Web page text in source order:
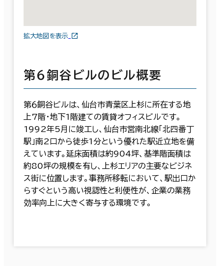
拡大地図を表示
第６銅谷ビルのビル概要
第６銅谷ビルは、仙台市青葉区上杉に所在する地
上7階・地下1階建ての賃貸オフィスビルです。
1992年5月に竣工し、仙台市営南北線「北四番丁
駅」南2口から徒歩1分という優れた駅近立地を備
えています。延床面積は約904坪、基準階面積は
約80坪の規模を有し、上杉エリアの主要なビジネ
ス街に位置します。事務所移転において、駅出口か
らすぐという高い視認性と利便性が、企業の業務
効率向上に大きく寄与する環境です。